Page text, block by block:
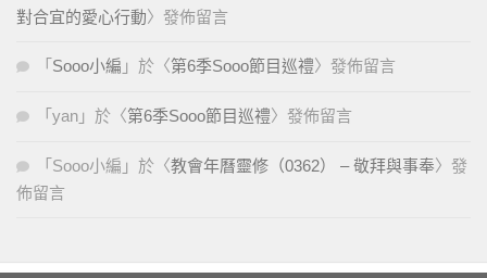
對合宜的愛心行動〉發佈留言
「 Sooo小編 」於〈第6季Sooo節目巡禮〉發佈留言
「 yan 」於〈第6季Sooo節目巡禮〉發佈留言
「 Sooo小編 」於〈教會年曆靈修（0362） – 敬拜與事奉〉發
佈留言